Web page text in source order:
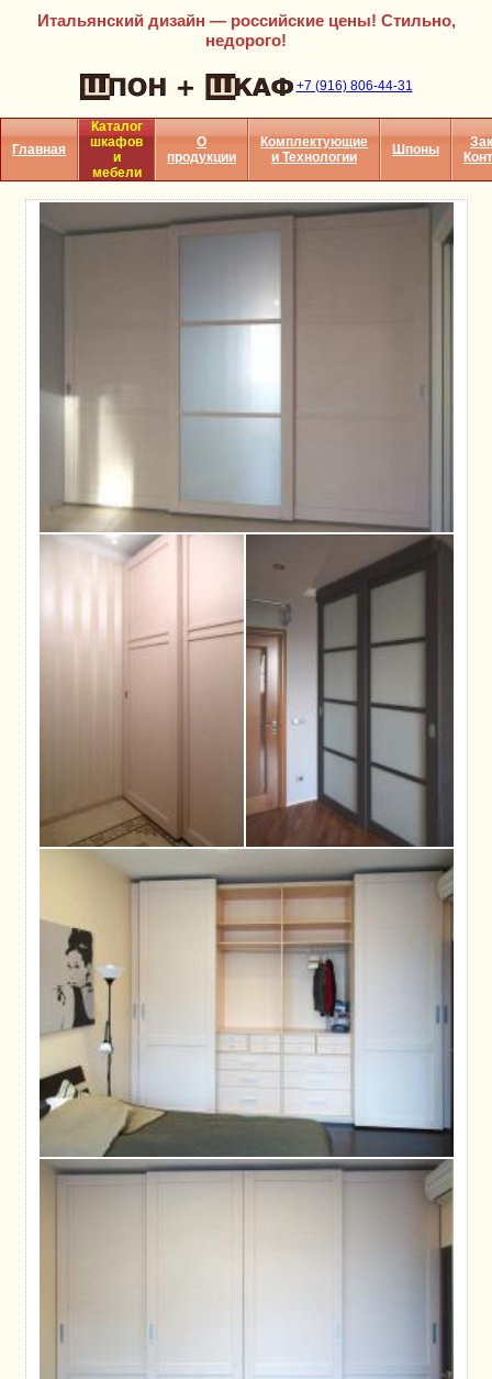
Индивидуальные двери шкафов — любые Ваши
пожелания
+7 (916) 806-44-31
Главная
Каталог
шкафов
и
мебели
О
продукции
Комплектующие
и Технологии
Шпоны